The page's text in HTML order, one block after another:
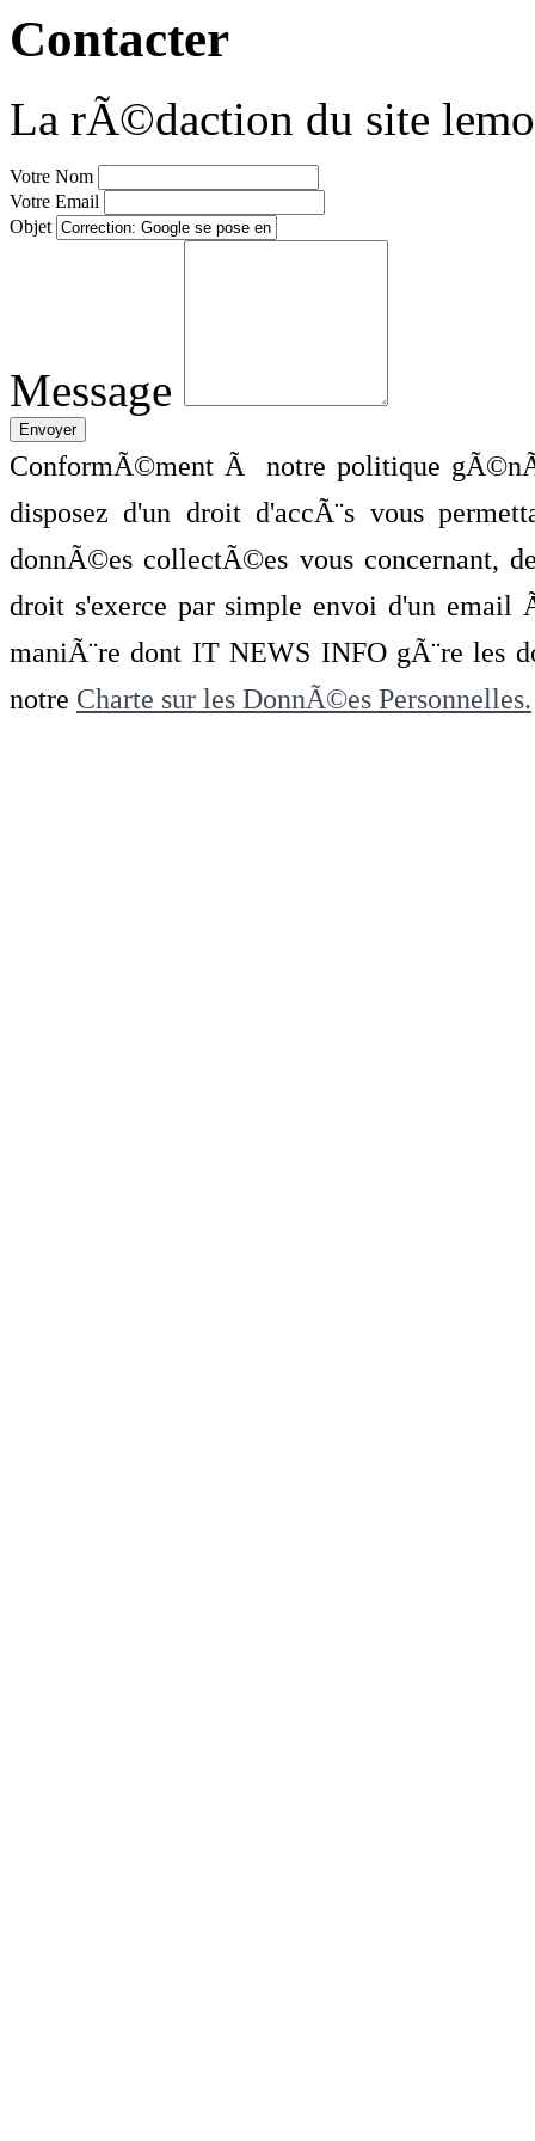
Contacter
La rÃ©daction du site
Votre Nom
Votre Email
Objet
Message
ConformÃ©ment Ã notre politique
disposez d'un droit d'accÃ¨s vous
donnÃ©es collectÃ©es vous concernant,
droit s'exerce par simple envoi d'un
maniÃ¨re dont IT NEWS INFO gÃ¨re les
notre Charte sur les DonnÃ©es Personnelles.